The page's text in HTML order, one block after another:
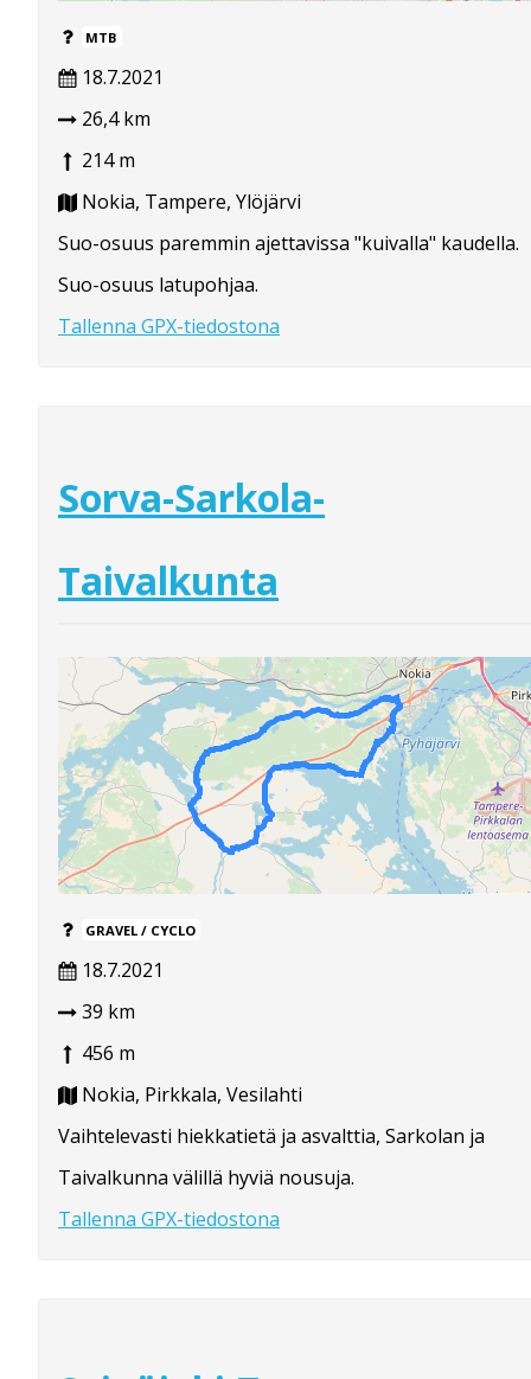
MTB
18.7.2021
26,4 km
214 m
Nokia, Tampere, Ylöjärvi
Suo-osuus paremmin ajettavissa "kuivalla" kaudella.
Suo-osuus latupohjaa.
Tallenna GPX-tiedostona
Sorva-Sarkola-
Taivalkunta
GRAVEL / CYCLO
18.7.2021
39 km
456 m
Nokia, Pirkkala, Vesilahti
Vaihtelevasti hiekkatietä ja asvalttia, Sarkolan ja
Taivalkunna välillä hyviä nousuja.
Tallenna GPX-tiedostona